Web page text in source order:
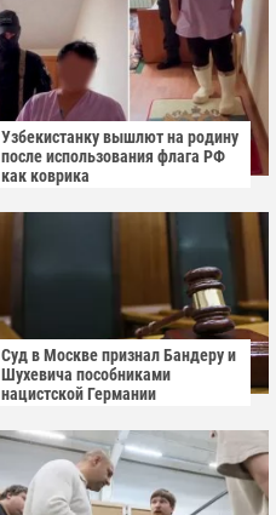
Узбекистанку вышлют на родину
после использования флага РФ
как коврика
Суд в Москве признал Бандеру и
Шухевича пособниками
нацистской Германии